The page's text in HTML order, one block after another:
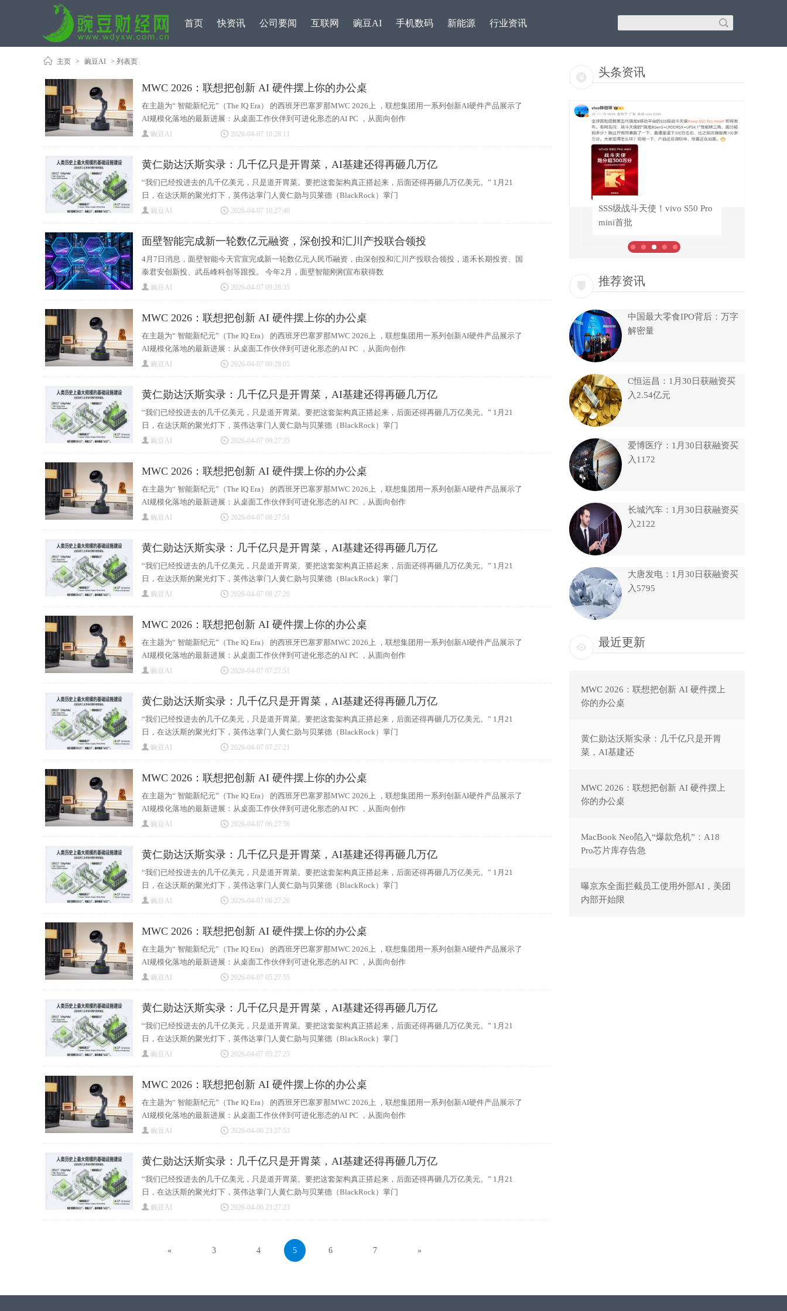
首页 快资讯 公司要闻 互联网 豌豆AI 手机数码 新能源 行业资讯
主页 > 豌豆AI > 列表页
MWC 2026：联想把创新 AI 硬件摆上你的办公桌
在主题为“ 智能新纪元”（The IQ Era） 的西班牙巴塞罗那MWC 2026上 ，联想集团用一系列创新AI硬件产品展示了
AI规模化落地的最新进展：从桌面工作伙伴到可进化形态的AI PC ，从面向创作
豌豆AI 2026-04-07 10:28:11
黄仁勋达沃斯实录：几千亿只是开胃菜，AI基建还得再砸几万亿
“我们已经投进去的几千亿美元，只是道开胃菜。要把这套架构真正搭起来，后面还得再砸几万亿美元。” 1月21
日，在达沃斯的聚光灯下，英伟达掌门人黄仁勋与贝莱德（BlackRock）掌门
豌豆AI 2026-04-07 10:27:40
面壁智能完成新一轮数亿元融资，深创投和汇川产投联合领投
4月7日消息，面壁智能今天官宣完成新一轮数亿元人民币融资，由深创投和汇川产投联合领投，道禾长期投资、国
泰君安创新投、武岳峰科创等跟投。 今年2月，面壁智能刚刚宣布获得数
豌豆AI 2026-04-07 09:28:35
MWC 2026：联想把创新 AI 硬件摆上你的办公桌
在主题为“ 智能新纪元”（The IQ Era） 的西班牙巴塞罗那MWC 2026上 ，联想集团用一系列创新AI硬件产品展示了
AI规模化落地的最新进展：从桌面工作伙伴到可进化形态的AI PC ，从面向创作
豌豆AI 2026-04-07 09:28:05
黄仁勋达沃斯实录：几千亿只是开胃菜，AI基建还得再砸几万亿
“我们已经投进去的几千亿美元，只是道开胃菜。要把这套架构真正搭起来，后面还得再砸几万亿美元。” 1月21
日，在达沃斯的聚光灯下，英伟达掌门人黄仁勋与贝莱德（BlackRock）掌门
豌豆AI 2026-04-07 09:27:35
MWC 2026：联想把创新 AI 硬件摆上你的办公桌
在主题为“ 智能新纪元”（The IQ Era） 的西班牙巴塞罗那MWC 2026上 ，联想集团用一系列创新AI硬件产品展示了
AI规模化落地的最新进展：从桌面工作伙伴到可进化形态的AI PC ，从面向创作
豌豆AI 2026-04-07 08:27:51
黄仁勋达沃斯实录：几千亿只是开胃菜，AI基建还得再砸几万亿
“我们已经投进去的几千亿美元，只是道开胃菜。要把这套架构真正搭起来，后面还得再砸几万亿美元。” 1月21
日，在达沃斯的聚光灯下，英伟达掌门人黄仁勋与贝莱德（BlackRock）掌门
豌豆AI 2026-04-07 08:27:20
MWC 2026：联想把创新 AI 硬件摆上你的办公桌
在主题为“ 智能新纪元”（The IQ Era） 的西班牙巴塞罗那MWC 2026上 ，联想集团用一系列创新AI硬件产品展示了
AI规模化落地的最新进展：从桌面工作伙伴到可进化形态的AI PC ，从面向创作
豌豆AI 2026-04-07 07:27:51
黄仁勋达沃斯实录：几千亿只是开胃菜，AI基建还得再砸几万亿
“我们已经投进去的几千亿美元，只是道开胃菜。要把这套架构真正搭起来，后面还得再砸几万亿美元。” 1月21
日，在达沃斯的聚光灯下，英伟达掌门人黄仁勋与贝莱德（BlackRock）掌门
豌豆AI 2026-04-07 07:27:21
MWC 2026：联想把创新 AI 硬件摆上你的办公桌
在主题为“ 智能新纪元”（The IQ Era） 的西班牙巴塞罗那MWC 2026上 ，联想集团用一系列创新AI硬件产品展示了
AI规模化落地的最新进展：从桌面工作伙伴到可进化形态的AI PC ，从面向创作
豌豆AI 2026-04-07 06:27:56
黄仁勋达沃斯实录：几千亿只是开胃菜，AI基建还得再砸几万亿
“我们已经投进去的几千亿美元，只是道开胃菜。要把这套架构真正搭起来，后面还得再砸几万亿美元。” 1月21
日，在达沃斯的聚光灯下，英伟达掌门人黄仁勋与贝莱德（BlackRock）掌门
豌豆AI 2026-04-07 06:27:26
MWC 2026：联想把创新 AI 硬件摆上你的办公桌
在主题为“ 智能新纪元”（The IQ Era） 的西班牙巴塞罗那MWC 2026上 ，联想集团用一系列创新AI硬件产品展示了
AI规模化落地的最新进展：从桌面工作伙伴到可进化形态的AI PC ，从面向创作
豌豆AI 2026-04-07 05:27:55
黄仁勋达沃斯实录：几千亿只是开胃菜，AI基建还得再砸几万亿
“我们已经投进去的几千亿美元，只是道开胃菜。要把这套架构真正搭起来，后面还得再砸几万亿美元。” 1月21
日，在达沃斯的聚光灯下，英伟达掌门人黄仁勋与贝莱德（BlackRock）掌门
豌豆AI 2026-04-07 05:27:25
MWC 2026：联想把创新 AI 硬件摆上你的办公桌
在主题为“ 智能新纪元”（The IQ Era） 的西班牙巴塞罗那MWC 2026上 ，联想集团用一系列创新AI硬件产品展示了
AI规模化落地的最新进展：从桌面工作伙伴到可进化形态的AI PC ，从面向创作
豌豆AI 2026-04-06 23:27:53
黄仁勋达沃斯实录：几千亿只是开胃菜，AI基建还得再砸几万亿
“我们已经投进去的几千亿美元，只是道开胃菜。要把这套架构真正搭起来，后面还得再砸几万亿美元。” 1月21
日，在达沃斯的聚光灯下，英伟达掌门人黄仁勋与贝莱德（BlackRock）掌门
豌豆AI 2026-04-06 23:27:23
« 3 4 5 6 7 »
头条资讯
SSS级战斗天使！vivo S50 Pro
mini首批
SSS级战斗天使！vivo S50 Pro
mini首批
推荐资讯
中国最大零食IPO背后：万字
解密量
C恒运昌：1月30日获融资买
入2.54亿元
爱博医疗：1月30日获融资买
入1172
长城汽车：1月30日获融资买
入2122
大唐发电：1月30日获融资买
入5795
最近更新
MWC 2026：联想把创新 AI 硬件摆上
你的办公桌
黄仁勋达沃斯实录：几千亿只是开胃
菜，AI基建还
MWC 2026：联想把创新 AI 硬件摆上
你的办公桌
MacBook Neo陷入“爆款危机”：A18
Pro芯片库存告急
曝京东全面拦截员工使用外部AI，美团
内部开始限